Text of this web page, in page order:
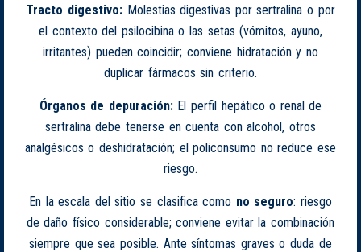
Tracto digestivo: Molestias digestivas por sertralina o por
el contexto del psilocibina o las setas (vómitos, ayuno,
irritantes) pueden coincidir; conviene hidratación y no
duplicar fármacos sin criterio.
Órganos de depuración:El perfil hepático o renal de
sertralina debe tenerse en cuenta con alcohol, otros
analgésicos o deshidratación; el policonsumo no reduce ese
riesgo.
En la escala del sitio se clasifica como no seguro: riesgo
de daño físico considerable; conviene evitar la combinación
siempre que sea posible. Ante síntomas graves o duda de